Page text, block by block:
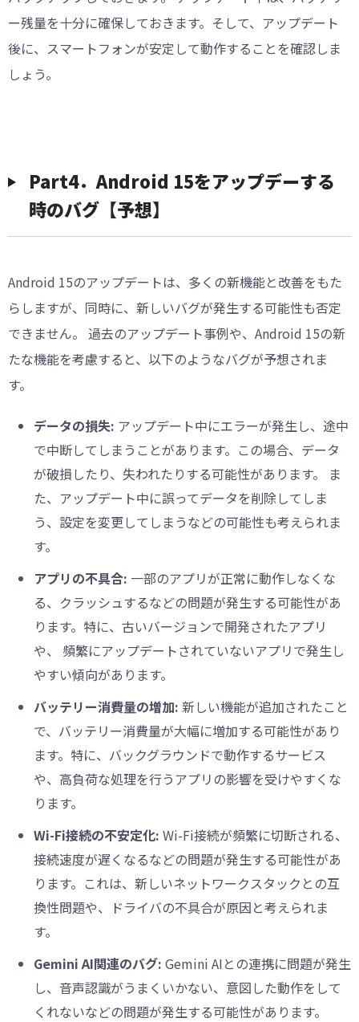
ー残量を十分に確保しておきます。そして、アップデート
後に、スマートフォンが安定して動作することを確認しま
しょう。
Part4．Android 15をアップデーする
時のバグ【予想】
Android 15のアップデートは、多くの新機能と改善をもた
らしますが、同時に、新しいバグが発生する可能性も否定
できません。 過去のアップデート事例や、Android 15の新
たな機能を考慮すると、以下のようなバグが予想されま
す。
データの損失: アップデート中にエラーが発生し、途中
で中断してしまうことがあります。この場合、データ
が破損したり、失われたりする可能性があります。 ま
た、アップデート中に誤ってデータを削除してしま
う、設定を変更してしまうなどの可能性も考えられま
す。
アプリの不具合: 一部のアプリが正常に動作しなくな
る、クラッシュするなどの問題が発生する可能性があ
ります。特に、古いバージョンで開発されたアプリ
や、 頻繁にアップデートされていないアプリで発生し
やすい傾向があります。
バッテリー消費量の増加: 新しい機能が追加されたこと
で、バッテリー消費量が大幅に増加する可能性があり
ます。特に、バックグラウンドで動作するサービス
や、高負荷な処理を行うアプリの影響を受けやすくな
ります。
Wi-Fi接続の不安定化: Wi-Fi接続が頻繁に切断される、
接続速度が遅くなるなどの問題が発生する可能性があ
ります。これは、新しいネットワークスタックとの互
換性問題や、ドライバの不具合が原因と考えられま
す。
Gemini AI関連のバグ: Gemini AIとの連携に問題が発生
し、音声認識がうまくいかない、意図した動作をして
くれないなどの問題が発生する可能性があります。